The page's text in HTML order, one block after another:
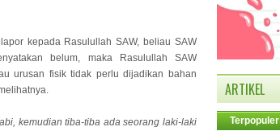
kepada Rasulullah SAW, beliau SAW
belum, maka Rasulullah SAW
urusan fisik tidak perlu dijadikan bahan
kemudian tiba-tiba ada seorang laki-laki
ARTIKEL
Terpopuler